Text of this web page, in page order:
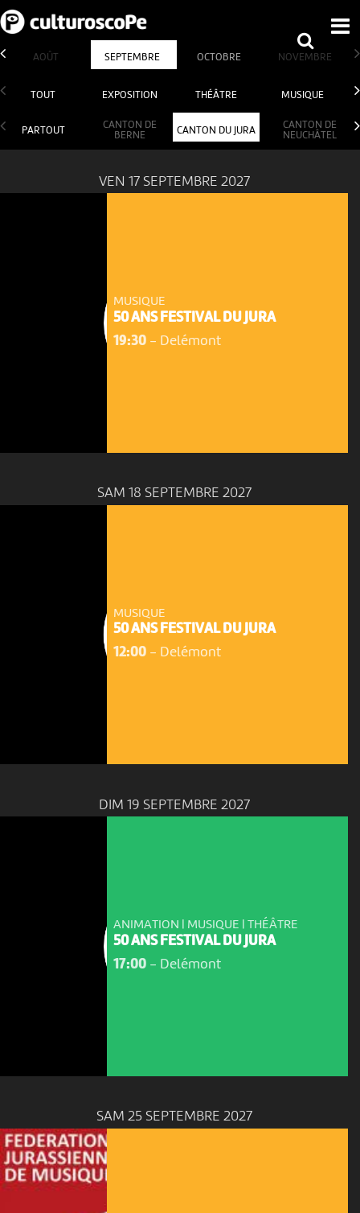
AOÛT SEPTEMBRE OCTOBRE NOVEMBRE
TOUT EXPOSITION THÉÂTRE MUSIQUE
PARTOUT
CANTON DE
BERNE
CANTON DU JURA
CANTON DE
NEUCHÂTEL
VEN 17 SEPTEMBRE 2027
MUSIQUE
50 ANS FESTIVAL DU JURA
19:30- Delémont
SAM 18 SEPTEMBRE 2027
MUSIQUE
50 ANS FESTIVAL DU JURA
12:00- Delémont
DIM 19 SEPTEMBRE 2027
ANIMATION | MUSIQUE | THÉÂTRE
50 ANS FESTIVAL DU JURA
17:00- Delémont
SAM 25 SEPTEMBRE 2027